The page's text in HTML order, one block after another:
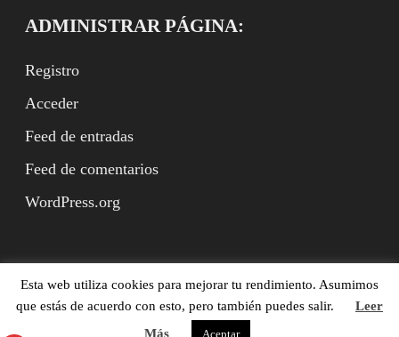
ADMINISTRAR PÁGINA:
Registro
Acceder
Feed de entradas
Feed de comentarios
WordPress.org
Benito Rodríguez Arbeteta (ed.), XVII.es, Madrid,
ISSN:2951-9659. (©XVII.es, ©Textos con derechos de los
autores) Funciona conWordPressyBam
Esta web utiliza cookies para mejorar tu rendimiento. Asumimos
que estás de acuerdo con esto, pero también puedes salir.
Leer
Más
Aceptar